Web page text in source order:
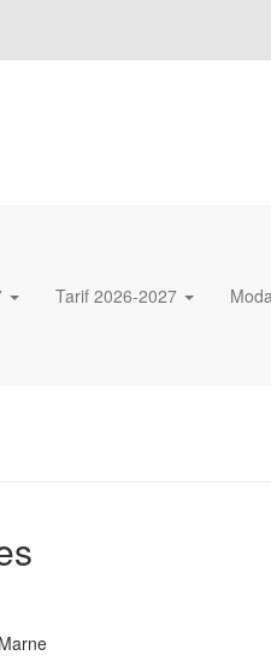
Tarif 2026-2027